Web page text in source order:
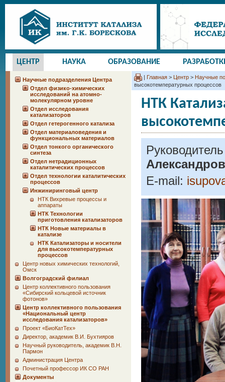
ЦЕНТР НАУКА ОБРАЗОВАНИЕ
Научные подразделения Центра
Отдел физико-химических
исследований на атомно-
молекулярном уровне
Отдел исследования
катализаторов
Отдел гетерогенного катализа
Отдел материаловедения и
функциональных материалов
Отдел тонкого органического
синтеза
Отдел нетрадиционных
каталитических процессов
Отдел технологии каталитических
процессов
Инжиниринговый центр
НТК Вихревые процессы и
аппараты
НТК Технологии
приготовления катализаторов
НТК Новые материалы в
катализе
НТК Катализаторы и носители
для высокотемпературных
процессов
Центр новых химических технологий,
Омск
Волгоградский филиал
Центр коллективного пользования
«Сибирский кольцевой источник
фотонов»
Центр коллективного пользования
«Национальный центр
исследования катализаторов»
Проект «БиоКатТех»
Директор, академик В.И. Бухтияров
Научный руководитель, академик В.Н.
Пармон
Администрация Центра
Почетный профессор ИК СО РАН
Документы
| Главная > Центр > Научные
высокотемпературных процессов
НТК
E-mail: